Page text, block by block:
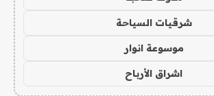
شرقيات السياحة
موسوعة انوار
اشراق الأرباح